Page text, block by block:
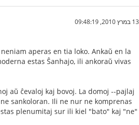
13 במרץ 2010, 09:48:19
aperas en tia loko. Ankaŭ en la
estas Ŝanhajo, ili ankoraŭ vivas
aŭ ĉevaloj kaj bovoj. La domoj --pajlaj
sankoloran. Ili ne nur ne komprenas
plenumitaj sur ili kiel "bato" kaj "ne"